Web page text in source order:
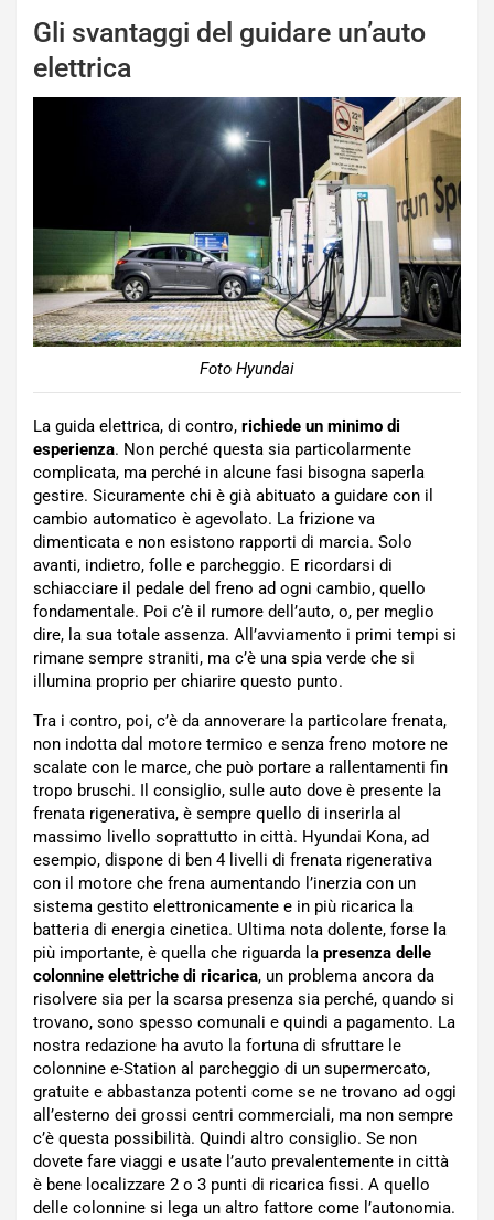
Gli svantaggi del guidare un’auto
elettrica
Foto Hyundai
La guida elettrica, di contro, richiede un minimo di
esperienza. Non perché questa sia particolarmente
complicata, ma perché in alcune fasi bisogna saperla
gestire. Sicuramente chi è già abituato a guidare con il
cambio automatico è agevolato. La frizione va
dimenticata e non esistono rapporti di marcia. Solo
avanti, indietro, folle e parcheggio. E ricordarsi di
schiacciare il pedale del freno ad ogni cambio, quello
fondamentale. Poi c’è il rumore dell’auto, o, per meglio
dire, la sua totale assenza. All’avviamento i primi tempi si
rimane sempre straniti, ma c’è una spia verde che si
illumina proprio per chiarire questo punto.
Tra i contro, poi, c’è da annoverare la particolare frenata,
non indotta dal motore termico e senza freno motore ne
scalate con le marce, che può portare a rallentamenti fin
tropo bruschi. Il consiglio, sulle auto dove è presente la
frenata rigenerativa, è sempre quello di inserirla al
massimo livello soprattutto in città. Hyundai Kona, ad
esempio, dispone di ben 4 livelli di frenata rigenerativa
con il motore che frena aumentando l’inerzia con un
sistema gestito elettronicamente e in più ricarica la
batteria di energia cinetica. Ultima nota dolente, forse la
più importante, è quella che riguarda la presenza delle
colonnine elettriche di ricarica, un problema ancora da
risolvere sia per la scarsa presenza sia perché, quando si
trovano, sono spesso comunali e quindi a pagamento. La
nostra redazione ha avuto la fortuna di sfruttare le
colonnine e-Station al parcheggio di un supermercato,
gratuite e abbastanza potenti come se ne trovano ad oggi
all’esterno dei grossi centri commerciali, ma non sempre
c’è questa possibilità. Quindi altro consiglio. Se non
dovete fare viaggi e usate l’auto prevalentemente in città
è bene localizzare 2 o 3 punti di ricarica fissi. A quello
delle colonnine si lega un altro fattore come l’autonomia.